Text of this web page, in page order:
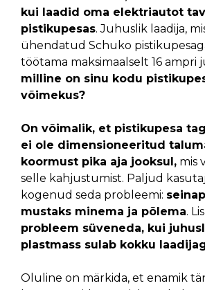
kui laadid oma elektriautot
pistikupesas. Juhuslik laadija,
ühendatud Schuko
töötama maksimaalselt 16 ampri
milline on sinu kodu
võimekus?
On võimalik, et pistikupesa
ei ole dimensioneeritud
koormust pika aja jooksul, mis
selle kahjustumist. Paljud
kogenud seda probleemi:
mustaks minema ja põlema.
probleem süveneda, kui
plastmass sulab kokku
Oluline on märkida, et enamik